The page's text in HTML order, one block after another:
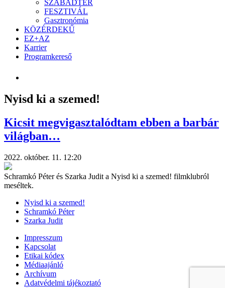
SZABADTÉR
FESZTIVÁL
Gasztronómia
KÖZÉRDEKŰ
EZ+AZ
Karrier
Programkereső
Nyisd ki a szemed!
Kicsit megvigasztalódtam ebben a barbár
világban…
2022. október. 11. 12:20
Schramkó Péter és Szarka Judit a Nyisd ki a szemed! filmklubról
meséltek.
Nyisd ki a szemed!
Schramkó Péter
Szarka Judit
Impresszum
Kapcsolat
Etikai kódex
Médiaajánló
Archívum
Adatvédelmi tájékoztató